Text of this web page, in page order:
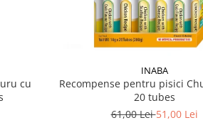
cu
INABA
Recompense pentru pisici
20 tubes
61,00 Lei51,00 Lei